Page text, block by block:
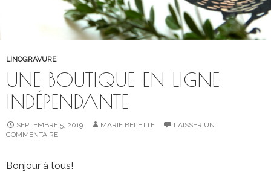
LINOGRAVURE
UNE BOUTIQUE EN LIGNE
INDÉPENDANTE
SEPTEMBRE 5, 2019 MARIE BELETTE
LAISSER UN
COMMENTAIRE
Bonjour à tous!